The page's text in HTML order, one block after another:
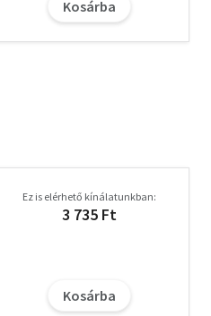
Kosárba
Ez is elérhető kínálatunkban:
3 735 Ft
Kosárba